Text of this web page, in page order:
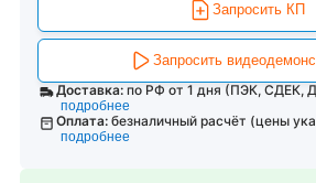
Запросить КП
Запросить
Доставка: по РФ от 1 дня (ПЭК, СДЕК,
подробнее
Оплата: безналичный расчёт (цены
подробнее